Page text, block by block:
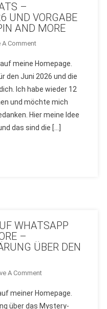
–
UND VORGABE
AND MORE
A CommentOn
SKETCH
DES
MONATS
–
AUSLOSUNG
JUNI
AND
MORE
meine Homepage.
den Juni 2026 und die
Ich habe wieder 12
und möchte mich
Hier meine Idee
das sind die […]
WHATSAPP
–
ÜBER DEN
A CommentOn
BASTELN
meiner Homepage.
über das Mystery-